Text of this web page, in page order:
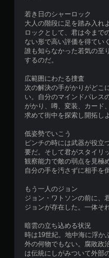
若き日のシャーロック
大人の階段に足を踏み入れ
ロックとして、君は今まで
ない形で高い評価を得てい
誰も知らなかった若気の至
するのだ。
広範囲にわたる捜査
次の解決の手がかりがどこ
い。自分のマインドパレス
がかり、噂、変装、カード
求めて街中を探索し開拓し
低姿勢でいこう
ピンチの時には武器が役立
要だ。そして君がスタイリ
観察能力で敵の弱点を見極
自分の手を汚さずに相手を
もう一人のジョン
ジョン・ワトソンの前に、
ジョンが存在した。一体そ
暗雲の立ち込める状況
時は19世紀。地中海に浮か
外の何物でもない。腐敗政
は伝統にしがみついて外部